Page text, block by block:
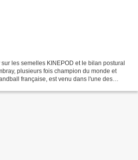
les semelles KINEPOD et le bilan postural
plusieurs fois champion du monde et
française, est venu dans l'une des